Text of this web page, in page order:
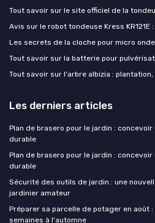
Tout savoir sur le site officiel de la
Avis sur le robot tondeuse Kress
Les secrets de la cloche pour micro
Tout savoir sur la batterie pour
Tout savoir sur l'arbre albizia :
Les derniers articles
Plan de brasero pour le jardin :
durable
Plan de brasero pour le jardin :
durable
Sécurité des outils de jardin : une
jardinier amateur
Préparer sa parcelle de potager en août
semaines à l'automne